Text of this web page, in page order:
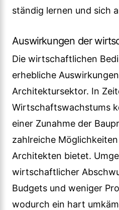
ständig lernen und sich
Auswirkungen der
Die wirtschaftlichen
erhebliche
Architektursektor. In
Wirtschaftswachstums
einer Zunahme der
zahlreiche
Architekten bietet.
wirtschaftlicher
Budgets und weniger
wodurch ein hart